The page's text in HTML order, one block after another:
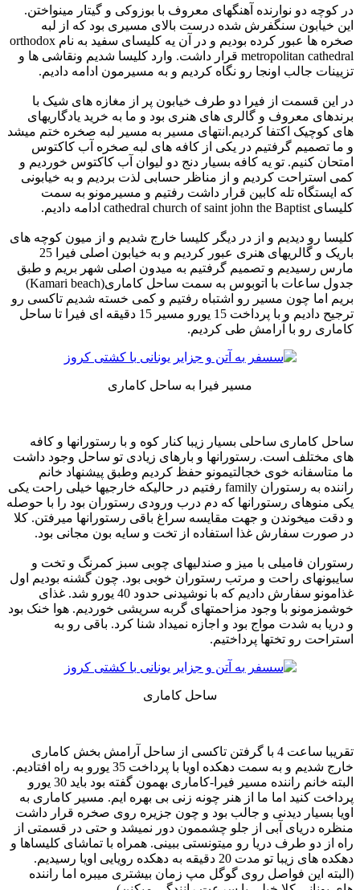
در کوچه دو نوارنده آهنگهای معروف با بوزوکی و گیتار مینواختن.
این خیابون سنگفرش شده درست بالای مسیری بود که از لبه
صخره ها عبور کرده بودیم و در آن یه کلیسای سفید به نام orthodox
metropolitan cathedral قرار داشت. وارد کلیسا شدیم ونقاشی ها و
تزیینات جالب اونجا رو نگاه کردیم و به مسیرمون ادامه دادیم.
در این قسمت از فیرا دو طرف خیابون پر از مغازه های شیک با
برندهای معروف و گالری های هنری بود و ما به خرید یادگاریهای
های کوچیک اکتفا کردیم.انتهای مسیر به مسیر لبه صخره ختم میشد
و ما تصمیم گرفتیم در یکی از کافه های لبه صخره آب کاکتوس
امتحان کنیم. تو یه کافه بسیار دنج دو لیوان آب کاکتوس خوردیم و
کمی استراحت کردیم و از مناظر حسابی لذت بردیم و به خیابونی
که ایستگاه تله کابین قرار داشت رفتیم و مسیرمونو به سمت
کلیسای cathedral church of saint john the Baptist ادامه دادیم.
کلیسا رو دیدیم و از در دیگر کلیسا خارج شدیم و از میون کوچه های
باریک و گالریهای هنری عبور کردیم و به خیابون اصلی فیرا 25
مارس رسیدیم و تصمیم گرفتیم به میدون اصلی شهر بریم و طبق
جدول ساعات با اتوبوس به سمت ساحل کاماری(Kamari beach)
بریم اما چون مسیر رو اشتباه رفتیم و کمی خسته شدیم تاکسی رو
ترجیح دادیم و با پرداخت 15 یورو مسیر 15 دقیقه ای فیرا تا ساحل
کاماری رو با آرامش طی کردیم.
مسیر فیرا به ساحل کاماری
ساحل کاماری ساحلی بسیار زیبا کنار کوه و با رستورانها و کافه
های مختلف است. رستورانها و بارهای زیادی تو ساحل وجود داشت
ما متاسفانه خوی خجالتیمونو حفظ کردیم وطبق پیشنهاد خانم
راننده به رستوران family رفتیم در حالیکه خارجیها خیلی راحت یکی
یکی منوهای رستورانها که دم درب ورودی رستوران بود را با حوصله
و دقت میخوندن و جهت مقایسه سراغ باقی رستورانها میرفتن. کلا
در صورت سفارش غذا استفاده از تخت و سایه بون مجانی بود.
رستوران فامیلی با میز و صندلیهای چوبی سبز کمرنگ و تخت و
سایبونهای راحت و مرتب رستوران خوبی بود. چون گشنه بودیم اول
غذامونو سفارش دادیم که با نوشیدنی حدود 40 یورو شد. غذای
خوشمزمونو با وجود مزاحمتهای گربه سریشی خوردیم. هوا خنک بود
و دریا به شدت مواج بود و اجازه نمیداد شنا کرد. باقی رو به
استراحت رو تختها پرداختیم.
ساحل کاماری
تقریبا ساعت 4 با گرفتن تاکسی از ساحل آرامش بخش کاماری
خارج شدیم و به سمت دهکده اویا با پرداخت 35 یورو به راه افتادیم.
البته خانم راننده مسیر فیرا-کاماری بهمون گفته بود باید 30 یورو
پرداخت کنید اما ما از هنر چونه زنی بی بهره ایم. مسیر کاماری به
اویا بسیار دیدنی و جالب بود و چون جزیره روی صخره قرار داشت
منظره دریای آبی از جلو چشممون دور نمیشد و حتی در قسمتی از
راه از دو طرف دریا رو میتونستی ببینی. همراه با تماشای کلیساها و
دهکده های زیبا تو مدت 20 دقیقه به دهکده رویایی اویا رسیدیم.
(البته این فواصل روی گوگل مپ زمان بیشتری میبره اما راننده